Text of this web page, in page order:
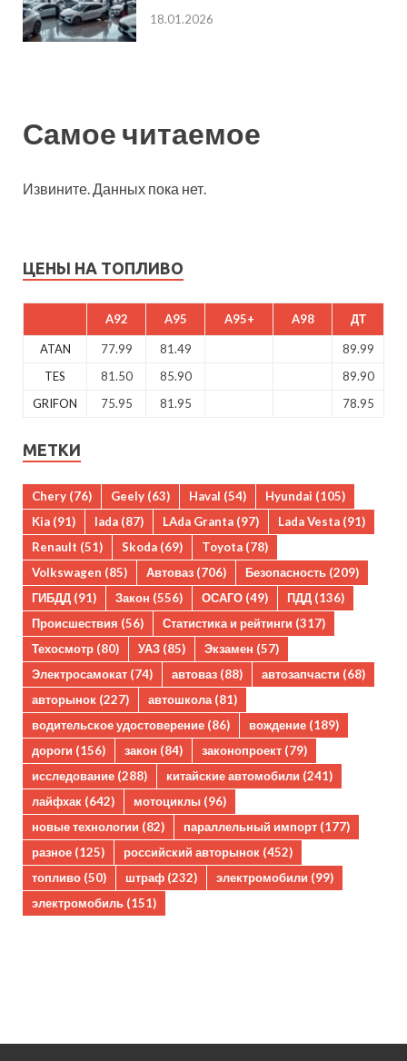
18.01.2026
Самое читаемое
Извините. Данных пока нет.
ЦЕНЫ НА ТОПЛИВО
A92 A95 A95+ A98 ДТ
ATAN 77.99 81.49
89.99
TES
81.50 85.90
89.90
GRIFON
75.95 81.95 78.95
МЕТКИ
Chery (76) Geely (63) Haval (54) Hyundai (105)
Kia (91) lada (87) LAda Granta (97) Lada Vesta (91)
Renault (51) Skoda (69) Toyota (78)
Volkswagen (85) Автоваз (706) Безопасность (209)
ГИБДД (91) Закон (556) ОСАГО (49) ПДД (136)
Происшествия (56) Статистика и рейтинги (317)
Техосмотр (80) УАЗ (85) Экзамен (57)
Электросамокат (74) автоваз (88) автозапчасти (68)
авторынок (227) автошкола (81)
водительское удостоверение (86) вождение (189)
дороги (156) закон (84) законопроект (79)
исследование (288) китайские автомобили (241)
лайфхак (642) мотоциклы (96)
новые технологии (82) параллельный импорт (177)
разное (125) российский авторынок (452)
топливо (50) штраф (232) электромобили (99)
электромобиль (151)